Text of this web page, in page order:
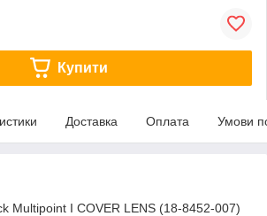
Купити
Доставка Оплата Умови
Multipoint I COVER LENS (18-8452-007)